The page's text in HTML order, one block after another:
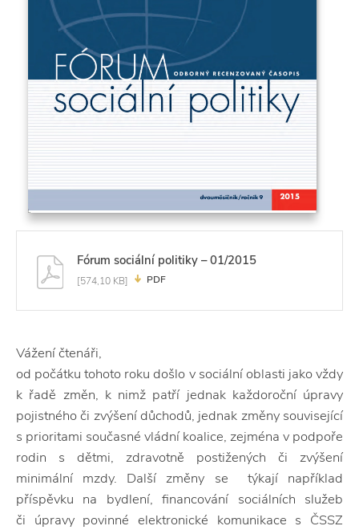
Fórum sociální politiky – 01/2015
[574,10 KB] PDF
Vážení čtenáři,
od počátku tohoto roku došlo v sociální oblasti jako vždy
k řadě změn, k nimž patří jednak každoroční úpravy
pojistného či zvýšení důchodů, jednak změny související
s prioritami současné vládní koalice, zejména v podpoře
rodin s dětmi, zdravotně postižených či zvýšení
minimální mzdy. Další změny se týkají například
příspěvku na bydlení, financování sociálních služeb
či úpravy povinné elektronické komunikace s ČSSZ